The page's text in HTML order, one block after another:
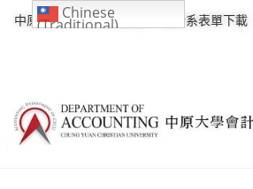
中原大學｜學校行事曆 會計系表單下載
Chinese
(Traditional)